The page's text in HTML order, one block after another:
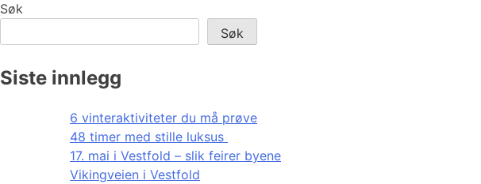
Søk
Søk
Siste innlegg
6 vinteraktiviteter du må prøve
48 timer med stille luksus
17. mai i Vestfold – slik feirer byene
Vikingveien i Vestfold